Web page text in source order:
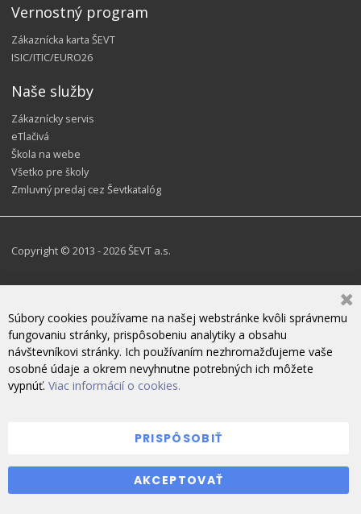
Vernostný program
Zákaznícka karta ŠEVT
ISIC/ITIC/EURO26
Naše služby
Zákaznícky servis
eTlačivá
Škola na webe
Všetko pre školy
Zmluvný predaj cez Ševtkatalóg
Copyright © 2013 - 2026 ŠEVT a.s.
ZANECHAJTE NÁM SPRÁVU
Súbory cookies používame na našej webstránke kvôli správnemu
fungovaniu stránky, prispôsobeniu analytiky a obsahu
návštevníkovi stránky. Ich používaním nezhromažďujeme vaše
osobné údaje a okrem nevyhnutne potrebných ich môžete
vypnúť. Viac informácií o cookies.
AKCEPTOVAŤ
PRISPÔSOBIŤ